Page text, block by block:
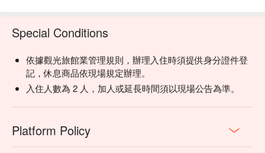
Special Conditions
依據觀光旅館業管理規則，辦理入住時須提供身分證件登
記，休息商品依現場規定辦理。
入住人數為 2 人，加人或延長時間須以現場公告為準。
Platform Policy